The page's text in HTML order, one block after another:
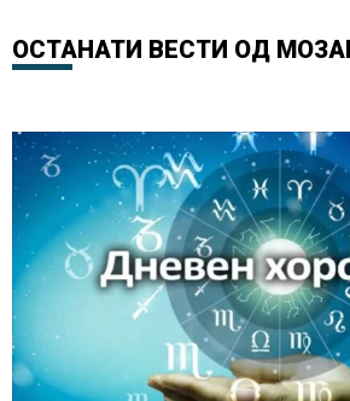
ОСТАНАТИ ВЕСТИ ОД